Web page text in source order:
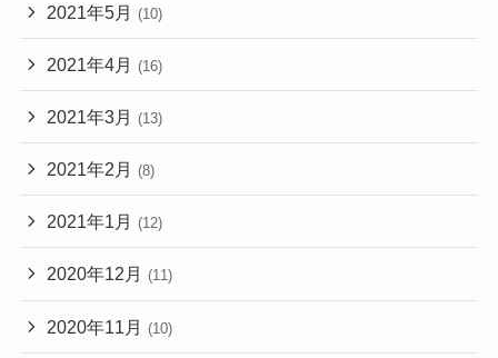
2021年5月 (10)
2021年4月 (16)
2021年3月 (13)
2021年2月 (8)
2021年1月 (12)
2020年12月 (11)
2020年11月 (10)